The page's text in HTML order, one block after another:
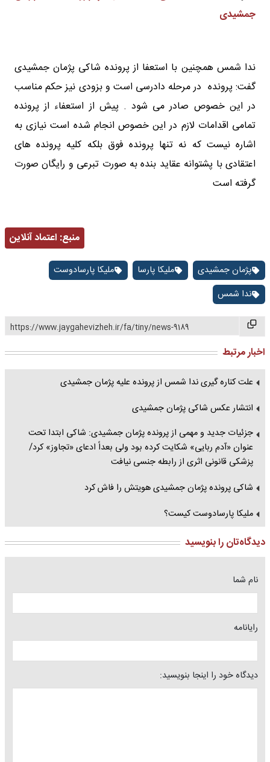
جمشیدی
ندا شمس همچنین با استعفا از پرونده شاکی پژمان جمشیدی
گفت: پرونده در مرحله دادرسی است و بزودی نیز حکم مناسب
در این خصوص صادر می شود . پیش از استعفاء از پرونده
تمامی اقدامات لازم در این خصوص انجام شده است نیازی به
اشاره نیست که نه تنها پرونده فوق بلکه کلیه پرونده های
اعتقادی با پشتوانه عقاید بنده به صورت تبرعی و رایگان صورت
گرفته است
منبع: اعتماد آنلاین
پژمان جمشیدی ملیکا پارسا
ملیکا پارسادوست
ندا شمس
https://www.jaygahevizheh.ir/fa/tiny/news-9189
اخبار مرتبط
علت کناره گیری ندا شمس از پرونده علیه پژمان جمشیدی
انتشار عکس شاکی پژمان جمشیدی
جزئیات جدید و مهمی از پرونده پژمان جمشیدی: شاکی ابتدا تحت
عنوان «آدم ربایی» شکایت کرده بود ولی بعداً ادعای «تجاوز» کرد/
پزشکی قانونی اثری از رابطه جنسی نیافت
شاکی پرونده پژمان جمشیدی هویتش را فاش کرد
ملیکا پارسادوست کیست؟
دیدگاه‌تان را بنویسید
نام شما
رایانامه
دیدگاه خود را اینجا بنویسید: